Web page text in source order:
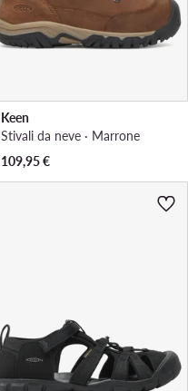
Keen
Stivali da neve · Marrone
109,95€